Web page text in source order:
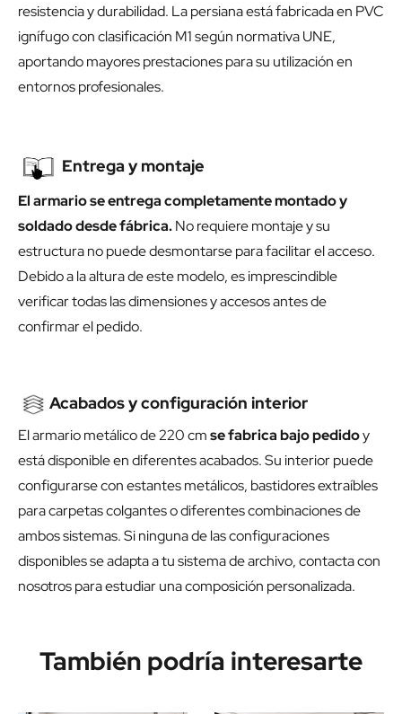
resistencia y durabilidad. La persiana está fabricada en PVC
ignífugo con clasificación M1 según normativa UNE,
aportando mayores prestaciones para su utilización en
entornos profesionales.
Entrega y montaje
El armario se entrega completamente montado y
soldado desde fábrica.No requiere montaje y su
estructura no puede desmontarse para facilitar el acceso.
Debido a la altura de este modelo, es imprescindible
verificar todas las dimensiones y accesos antes de
confirmar el pedido.
Acabados y configuración interior
El armario metálico de 220 cmse fabrica bajo pedidoy
está disponible en diferentes acabados. Su interior puede
configurarse con estantes metálicos, bastidores extraíbles
para carpetas colgantes o diferentes combinaciones de
ambos sistemas. Si ninguna de las configuraciones
disponibles se adapta a tu sistema de archivo, contacta con
nosotros para estudiar una composición personalizada.
También podría interesarte